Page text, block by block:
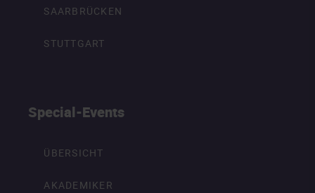
SAARBRÜCKEN
STUTTGART
Special-Events
ÜBERSICHT
AKADEMIKER